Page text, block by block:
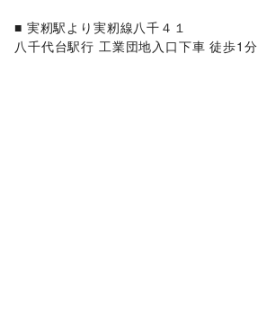
■ 実籾駅より実籾線八千４１
八千代台駅行 工業団地入口下車 徒歩1分